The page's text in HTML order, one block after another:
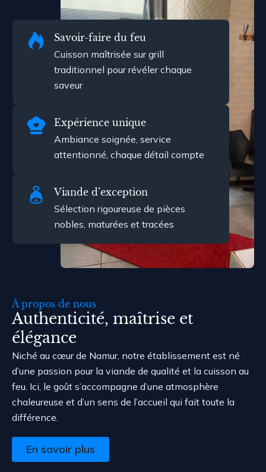
Savoir-faire du feu
Cuisson maîtrisée sur grill
traditionnel pour révéler chaque
saveur
Expérience unique
Ambiance soignée, service
attentionné, chaque détail compte
Viande d’exception
Sélection rigoureuse de pièces
nobles, maturées et tracées
À propos de nous
Authenticité, maîtrise et
élégance
Niché au cœur de Namur, notre établissement est né
d’une passion pour la viande de qualité et la cuisson au
feu. Ici, le goût s’accompagne d’une atmosphère
chaleureuse et d’un sens de l’accueil qui fait toute la
différence.
En savoir plus